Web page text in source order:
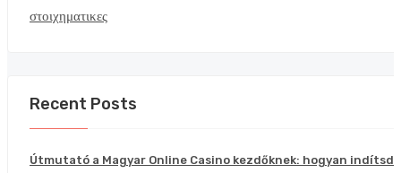
στοιχηματικες
Recent Posts
Útmutató a Magyar Online Casino kezdőknek: hogyan indítsd